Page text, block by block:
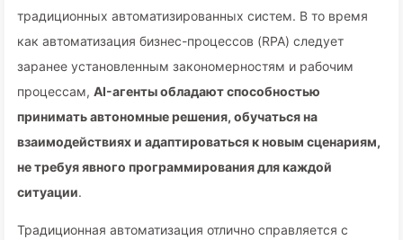
традиционных автоматизированных систем. В то время
как автоматизация бизнес-процессов (RPA) следует
заранее установленным закономерностям и рабочим
процессам, AI-агенты обладают способностью
принимать автономные решения, обучаться на
взаимодействиях и адаптироваться к новым сценариям,
не требуя явного программирования для каждой
ситуации.
Традиционная автоматизация отлично справляется с